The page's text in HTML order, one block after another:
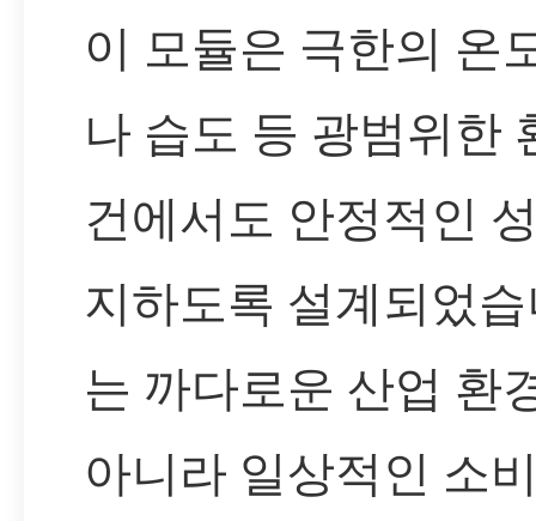
이 모듈은 극한의 온
나 습도 등 광범위한
건에서도 안정적인
지하도록 설계되었
는 까다로운 산업 환
아니라 일상적인 소